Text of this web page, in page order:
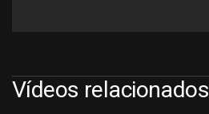
Vídeos relacionados